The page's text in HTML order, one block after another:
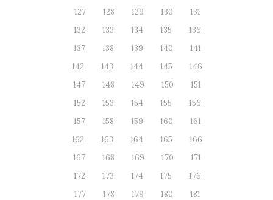
127
128 129 130
131
132
133 134 135
136
137
138 139 140
141
142
143 144 145
146
147
148 149 150
151
152
153 154 155
156
157
158 159 160
161
162
163 164 165
166
167
168 169 170
171
172
173 174 175
176
177
178 179 180
181